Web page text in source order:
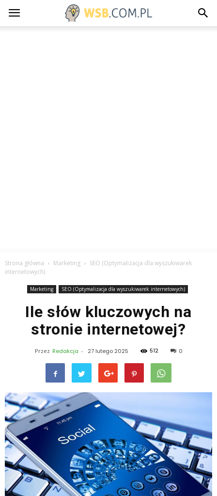
Strona główna Marketing
SEO (Optymalizacja dla wyszukiwarek
internetowych)
Marketing SEO (Optymalizacja dla wyszukiwarek internetowych)
Ile słów kluczowych na
stronie internetowej?
Przez Redakcja - 27 lutego 2025 512 0